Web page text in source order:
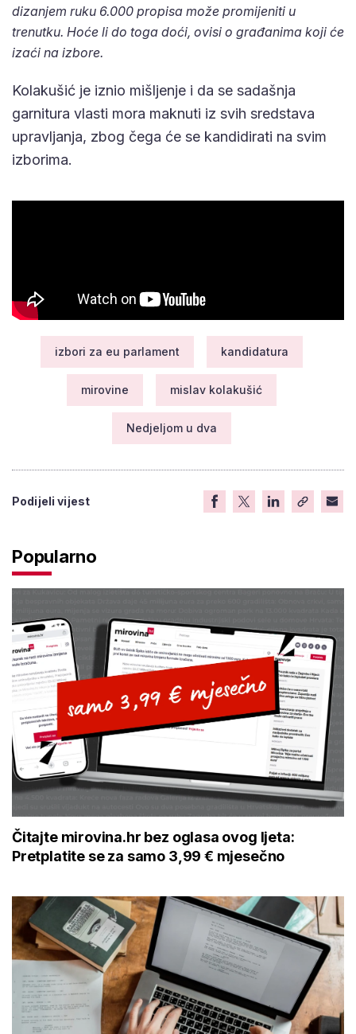
dizanjem ruku 6.000 propisa može promijeniti u
trenutku. Hoće li do toga doći, ovisi o građanima koji će
izaći na izbore.
Kolakušić je iznio mišljenje i da se sadašnja
garnitura vlasti mora maknuti iz svih sredstava
upravljanja, zbog čega će se kandidirati na svim
izborima.
izbori za eu parlament kandidatura
mirovine mislav kolakušić
Nedjeljom u dva
Podijeli vijest
Popularno
Čitajte mirovina.hr bez oglasa ovog ljeta:
Pretplatite se za samo 3,99 € mjesečno